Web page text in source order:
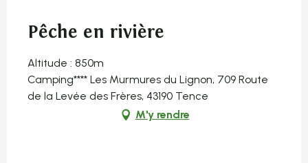
Pêche en rivière
Altitude : 850m
Camping**** Les Murmures du Lignon, 709 Route
de la Levée des Frères, 43190 Tence
M'y rendre